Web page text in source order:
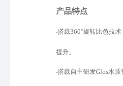
产品特点
•搭载360°旋转比色技
提升。
•搭载自主研发Glos水质